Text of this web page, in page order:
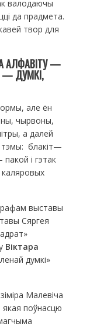
валодаючы
да прадмета.
твор для
АЛФАВІТУ—
— ДУМКІ,
але ён
чырвоны,
а далей
тэмы: блакіт—
пакой і гэтак
каляровых
выставы
Сяргея
Віктара
думкі»
Малевіча
поўнасцю